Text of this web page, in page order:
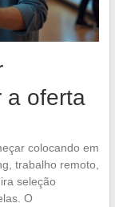
a oferta
colocando em
trabalho remoto,
seleção
O